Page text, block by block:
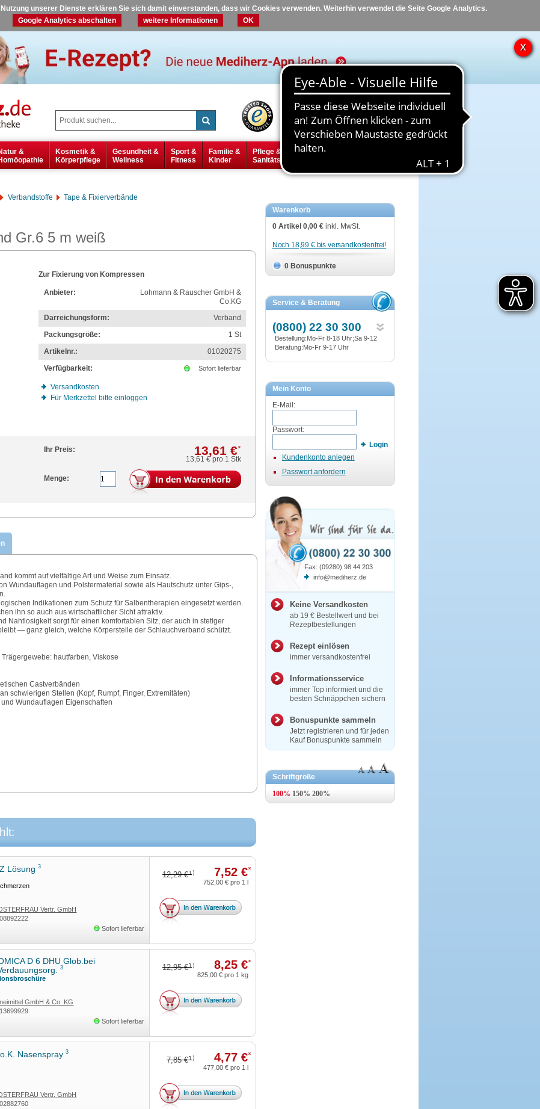
unserer Dienste erklären Sie sich damit einverstanden, dass wir Cookies verwenden. Weiterhin verwendet die Seite Google Analytics.
Google Analytics abschalten
weitere Informationen OK
Hilfe Kontakt
&
Kosmetik &
Körperpflege
Gesundheit &
Wellness
Sport &
Fitness
Familie &
Kinder
Pflege &
Sanitätsbedarf
Diabetes
Verbandstoffe Tape & Fixierverbände
Gr.6 5 m weiß
Zur Fixierung von Kompressen
Anbieter:
Lohmann & Rauscher GmbH &
Co.KG
Darreichungsform:
Verband
Packungsgröße:
1 St
Artikelnr.:
01020275
Verfügbarkeit:
Sofort lieferbar
Versandkosten
Für Merkzettel bitte einloggen
Ihr Preis: 13,61 €*
13,61 €pro 1 Stk
Menge:
kommt auf vielfältige Art und Weise zum Einsatz.
Wundauflagen und Polstermaterial sowie als Hautschutz unter Gips-,
Indikationen zum Schutz für Salbentherapien eingesetzt werden.
ihn so auch aus wirtschaftlicher Sicht attraktiv.
Nahtlosigkeit sorgt für einen komfortablen Sitz, der auch in stetiger
— ganz gleich, welche Körperstelle der Schlauchverband schützt.
hautfarben, Viskose
Castverbänden
schwierigen Stellen (Kopf, Rumpf, Finger, Extremitäten)
Wundauflagen Eigenschaften
Lösung3
Vertr. GmbH
08892222
Sofort lieferbar
12,29 €1) 7,52 €*
752,00 € pro 1 l
D 6 DHU Glob.bei
3
GmbH & Co. KG
13699929
Sofort lieferbar
12,95 €1) 8,25 €*
825,00 € pro 1 kg
Nasenspray3
Vertr. GmbH
02882760
7,85 €1) 4,77 €*
477,00 € pro 1 l
Warenkorb
0 Artikel 0,00 € inkl. MwSt.
Noch 18,99 € bis versandkostenfrei!
0 Bonuspunkte
Service & Beratung
(0800) 22 30 300
Bestellung:Mo-Fr 8-18 Uhr;Sa 9-12
Beratung:Mo-Fr 9-17 Uhr
Mein Konto
E-Mail:
Passwort:
Login
Kundenkonto anlegen
Passwort anfordern
Fax: (09280) 98 44 203
info@mediherz.de
Keine Versandkosten
ab 19 € Bestellwert und bei
Rezeptbestellungen
Rezept einlösen
immer versandkostenfrei
Informationsservice
immer Top informiert und die
besten Schnäppchen sichern
Bonuspunkte sammeln
Jetzt registrieren und für jeden
Kauf Bonuspunkte sammeln
Schriftgröße